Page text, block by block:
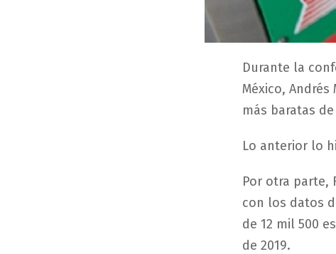
Durante la
México,
más baratas
Lo anterior lo
Por otra parte,
con los datos
de 12 mil 500
de 2019.